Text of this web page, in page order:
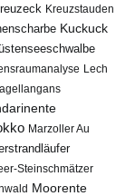
Kreuzstauden
Kuckuck
Lech
Marzoller Au
Steinschmätzer
Moorente